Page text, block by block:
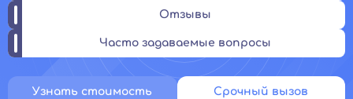
Отзывы
Часто задаваемые вопросы
Узнать стоимость Срочный вызов